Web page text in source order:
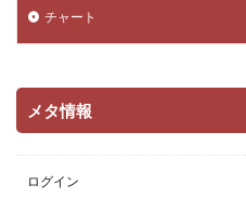
チャート
メタ情報
ログイン